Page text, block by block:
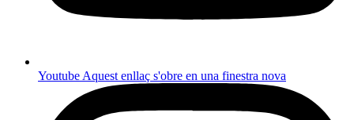
Youtube Aquest enllaç s'obre en una finestra nova